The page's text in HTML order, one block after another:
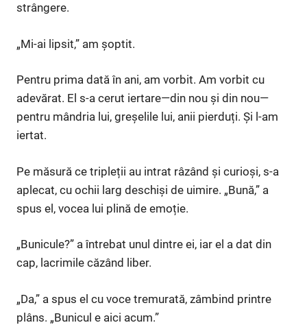
strângere.
„Mi-ai lipsit,” am șoptit.
Pentru prima dată în ani, am vorbit. Am vorbit cu
adevărat. El s-a cerut iertare—din nou și din nou—
pentru mândria lui, greșelile lui, anii pierduți. Și l-am
iertat.
Pe măsură ce tripleții au intrat râzând și curioși, s-a
aplecat, cu ochii larg deschiși de uimire. „Bună,” a
spus el, vocea lui plină de emoție.
„Bunicule?” a întrebat unul dintre ei, iar el a dat din
cap, lacrimile căzând liber.
„Da,” a spus el cu voce tremurată, zâmbind printre
plâns. „Bunicul e aici acum.”